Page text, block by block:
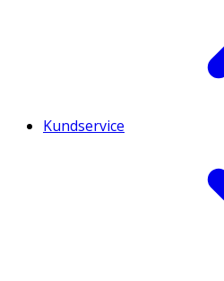
Kundservice